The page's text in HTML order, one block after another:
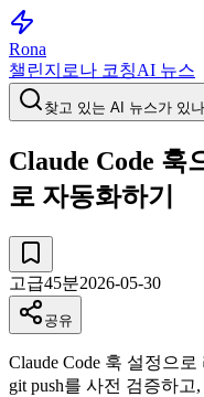
Rona
챌린지 로나 코칭AI 뉴스
찾고 있는 AI 뉴스가 있
Claude Code 훅
로 자동화하기
고급45분2026-05-30
공유
Claude Code 훅 설정으
git push를 사전 검증하